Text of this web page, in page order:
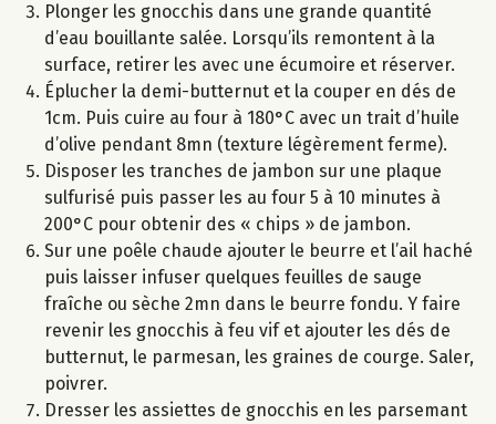
Plonger les gnocchis dans une grande quantité
d’eau bouillante salée. Lorsqu’ils remontent à la
surface, retirer les avec une écumoire et réserver.
Éplucher la demi-butternut et la couper en dés de
1cm. Puis cuire au four à 180°C avec un trait d’huile
d’olive pendant 8mn (texture légèrement ferme).
Disposer les tranches de jambon sur une plaque
sulfurisé puis passer les au four 5 à 10 minutes à
200°C pour obtenir des « chips » de jambon.
Sur une poêle chaude ajouter le beurre et l’ail haché
puis laisser infuser quelques feuilles de sauge
fraîche ou sèche 2mn dans le beurre fondu. Y faire
revenir les gnocchis à feu vif et ajouter les dés de
butternut, le parmesan, les graines de courge. Saler,
poivrer.
Dresser les assiettes de gnocchis en les parsemant